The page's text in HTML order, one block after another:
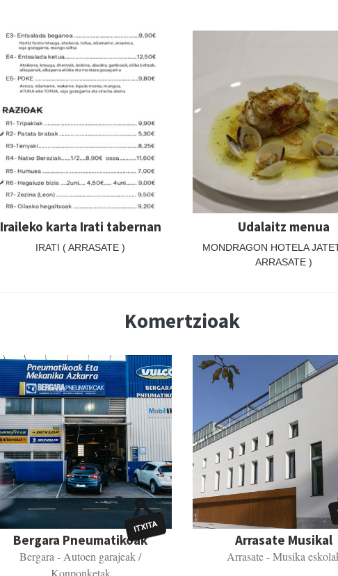
Iraileko karta Irati tabernan
IRATI ( ARRASATE )
Udalaitz menua
MONDRAGON HOTELA
ARRASATE )
Komertzioak
Bergara Pneumatikoak
Bergara - Autoen garajeak /
Konponketak
Arrasate Musikal
Arrasate - Musika